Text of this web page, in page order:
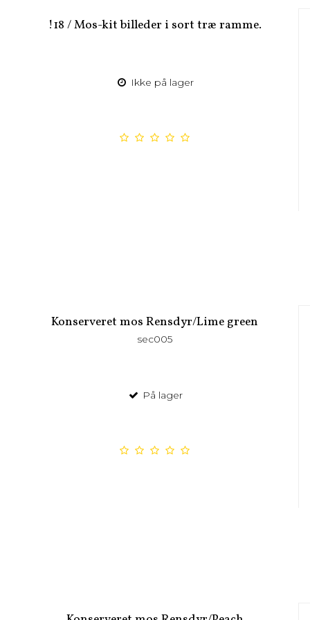
!18 / Mos-kit billeder i sort træ ramme.
Ikke på lager
Konserveret mos Rensdyr/Lime green
sec005
På lager